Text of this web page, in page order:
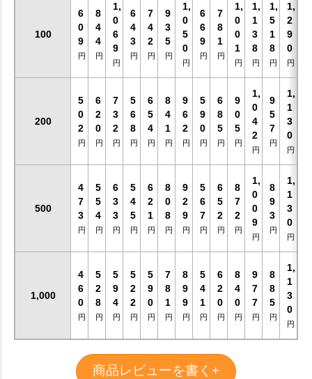
100
6
0
9
円
8
4
4
円
1,
0
6
9
円
6
4
3
円
7
4
2
円
9
3
5
円
1,
0
5
0
円
6
6
9
円
7
8
1
円
1,
0
0
1
円
1,
1
3
8
円
1,
5
1
8
円
1,
2
9
0
円
200
5
0
2
円
6
2
0
円
7
3
2
円
5
6
8
円
6
5
4
円
8
4
1
円
9
6
2
円
5
9
0
円
6
8
5
円
9
0
5
円
1,
0
4
2
円
9
5
7
円
1,
1
3
0
円
500
4
7
3
円
5
5
4
円
6
3
3
円
5
4
5
円
6
2
1
円
8
0
8
円
9
2
9
円
5
6
7
円
6
5
2
円
8
7
2
円
1,
0
0
9
円
8
9
3
円
1,
1
3
0
円
1,000
4
6
0
円
5
2
8
円
5
9
4
円
5
2
2
円
5
9
0
円
7
8
1
円
8
9
9
円
5
4
1
円
6
2
0
円
8
4
0
円
9
7
7
円
8
8
5
円
1,
1
3
0
円
商品レビューを書く+